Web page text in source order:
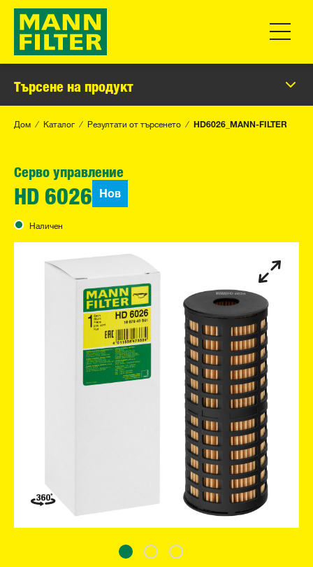
Търсене на продукт
Дом Каталог Резултати от търсенето HD6026_MANN-FILTER
Серво управление
HD 6026 Нов
Наличен